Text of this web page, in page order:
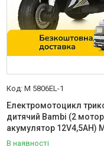
M 5806EL-1
Електромотоцикл
дитячий Bambi (2
акумулятор 12V4,5AH)
В наявності